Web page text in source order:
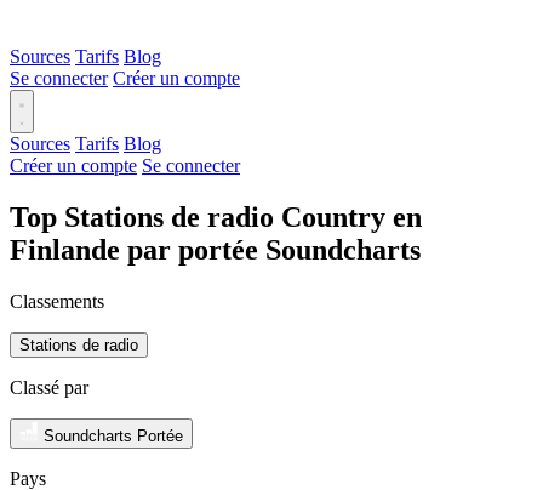
Sources Tarifs Blog
Se connecter Créer un compte
Sources Tarifs Blog
Créer un compte Se connecter
Top Stations de radio Country en
Finlande par portée Soundcharts
Classements
Stations de radio
Classé par
Soundcharts Portée
Pays